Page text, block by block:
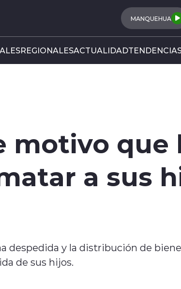
MANQUEHUA
REGIONALESACTUALIDAD
motivo que
a sus
despedida y la distribución de
de sus hijos.